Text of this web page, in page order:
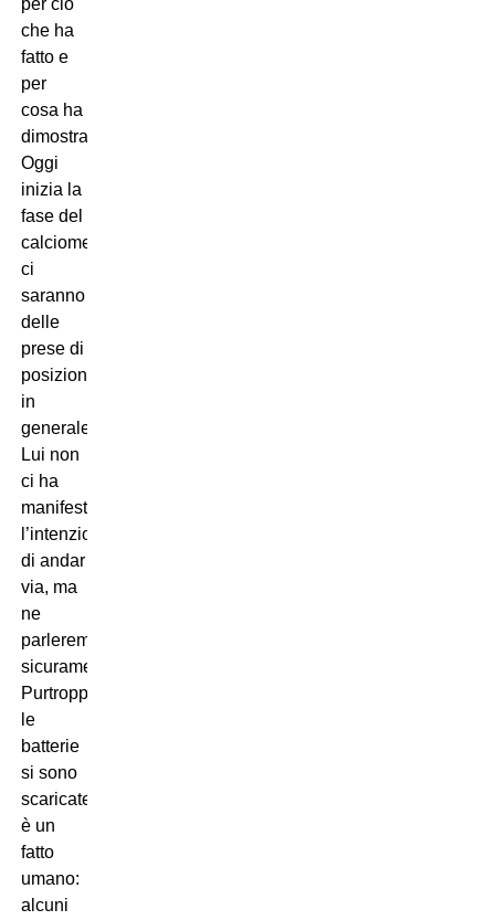
che ha
fatto e
per
cosa ha
dimostrato.
Oggi
inizia la
fase del
calciomercato,
ci
saranno
delle
prese di
posizioni
in
generale.
Lui non
ci ha
manifestato
l’intenzione
di andar
via, ma
ne
parleremo
sicuramente.
Purtroppo
le
batterie
si sono
scaricate,
è un
fatto
umano:
alcuni